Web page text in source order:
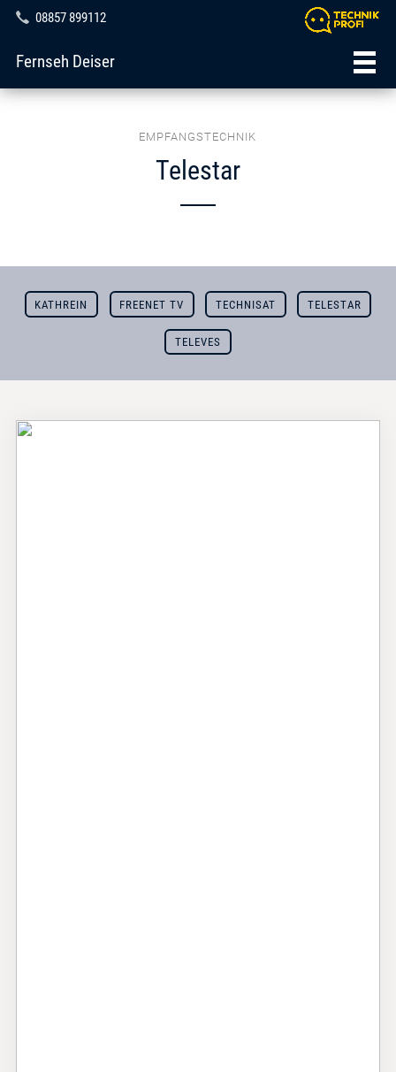
08857 899112
Fernseh Deiser
EMPFANGSTECHNIK
Telestar
KATHREIN FREENET TV TECHNISAT TELESTAR
TELEVES